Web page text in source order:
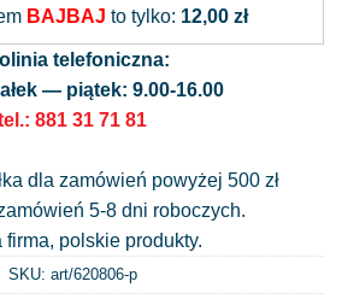
BAJBAJ to tylko: 12,00 zł
telefoniczna:
— piątek: 9.00-16.00
881 31 71 81
dla zamówień powyżej 500 zł
5-8 dni roboczych.
firma, polskie produkty.
SKU: art/620806-p